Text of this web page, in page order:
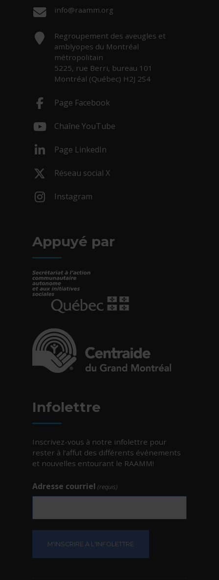
Courriel :
info@raamm.org
Adresse :
Regroupement des aveugles et
amblyopes du Montréal
métropolitain
5225, rue Berri, bureau 101
Montréal (Québec) H2J 2S4
Page Facebook
Chaîne YouTube
Page LinkedIn
Réseau social X
Instagram
Appuyé par
Infolettre
Inscrivez-vous à notre infolettre pour
rester à l’affut des différents événements
et nouvelles entourant le RAAMM!
Adresse courriel (requis)